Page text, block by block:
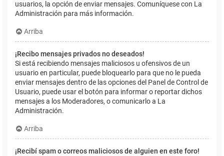
usuarios, la opción de enviar mensajes. Comuníquese con La
Administración para más información.
Arriba
¡Recibo mensajes privados no deseados!
Si está recibiendo mensajes maliciosos u ofensivos de un
usuario en particular, puede bloquearlo para que no le pueda
enviar mensajes dentro de las opciones del Panel de Control de
Usuario, puede usar el botón para informar o reportar dichos
mensajes a los Moderadores, o comunicarlo a La
Administración.
Arriba
¡Recibí spam o correos maliciosos de alguien en este foro!